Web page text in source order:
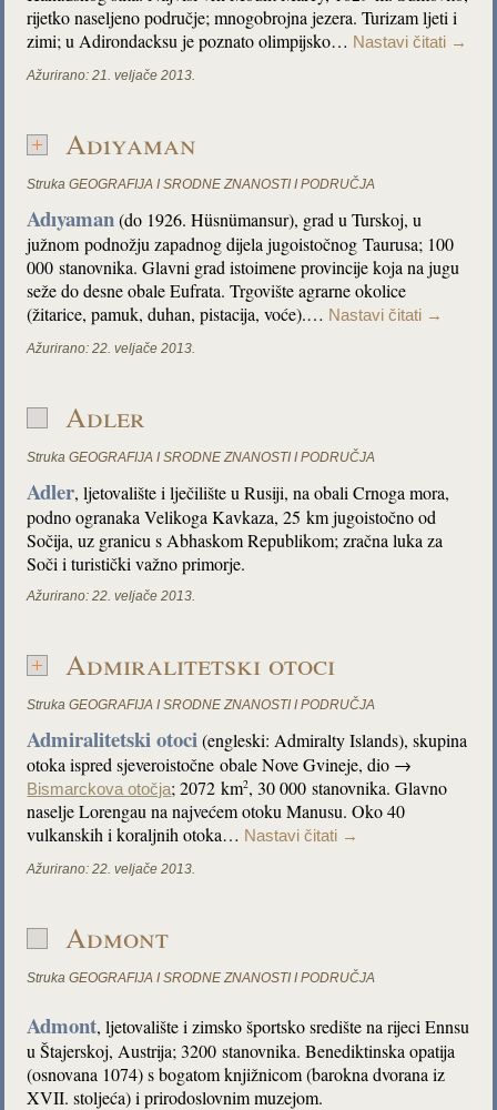
rijetko naseljeno područje; mnogobrojna jezera. Turizam ljeti i
zimi; u Adirondacksu je poznato olimpijsko… Nastavi čitati →
Ažurirano: 21. veljače 2013.
Adıyaman
Struka GEOGRAFIJA I SRODNE ZNANOSTI I PODRUČJA
Adıyaman(do 1926. Hüsnümansur), grad u Turskoj, u
južnom podnožju zapadnog dijela jugoistočnog Taurusa; 100
000 stanovnika. Glavni grad istoimene provincije koja na jugu
seže do desne obale Eufrata. Trgovište agrarne okolice
(žitarice, pamuk, duhan, pistacija, voće).… Nastavi čitati →
Ažurirano: 22. veljače 2013.
Adler
Struka GEOGRAFIJA I SRODNE ZNANOSTI I PODRUČJA
Adler, ljetovalište i lječilište u Rusiji, na obali Crnoga mora,
podno ogranaka Velikoga Kavkaza, 25 km jugoistočno od
Sočija, uz granicu s Abhaskom Republikom; zračna luka za
Soči i turistički važno primorje.
Ažurirano: 22. veljače 2013.
Admiralitetski otoci
Struka GEOGRAFIJA I SRODNE ZNANOSTI I PODRUČJA
Admiralitetski otoci(engleski: Admiralty Islands), skupina
otoka ispred sjeveroistočne obale Nove Gvineje, dio →
Bismarckova otočja; 2072 km2, 30 000 stanovnika. Glavno
naselje Lorengau na najvećem otoku Manusu. Oko 40
vulkanskih i koraljnih otoka… Nastavi čitati →
Ažurirano: 22. veljače 2013.
Admont
Struka GEOGRAFIJA I SRODNE ZNANOSTI I PODRUČJA
Admont, ljetovalište i zimsko športsko središte na rijeci Ennsu
u Štajerskoj, Austrija; 3200 stanovnika. Benediktinska opatija
(osnovana 1074) s bogatom knjižnicom (barokna dvorana iz
XVII. stoljeća) i prirodoslovnim muzejom.